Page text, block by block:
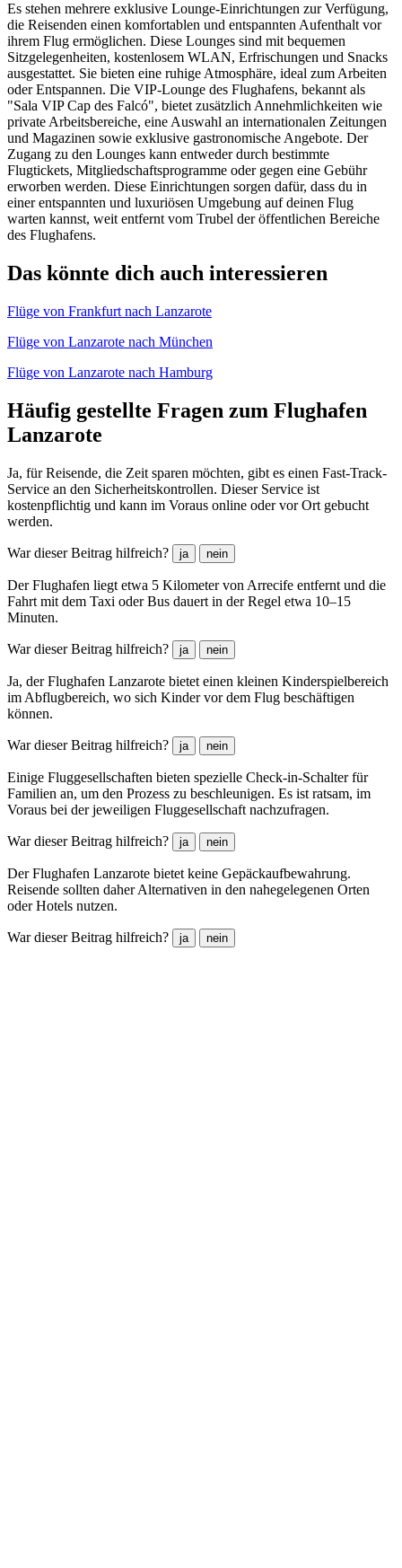
Es stehen mehrere exklusive Lounge-Einrichtungen zur Verfügung,
die Reisenden einen komfortablen und entspannten Aufenthalt vor
ihrem Flug ermöglichen. Diese Lounges sind mit bequemen
Sitzgelegenheiten, kostenlosem WLAN, Erfrischungen und Snacks
ausgestattet. Sie bieten eine ruhige Atmosphäre, ideal zum Arbeiten
oder Entspannen. Die VIP-Lounge des Flughafens, bekannt als
"Sala VIP Cap des Falcó", bietet zusätzlich Annehmlichkeiten wie
private Arbeitsbereiche, eine Auswahl an internationalen Zeitungen
und Magazinen sowie exklusive gastronomische Angebote. Der
Zugang zu den Lounges kann entweder durch bestimmte
Flugtickets, Mitgliedschaftsprogramme oder gegen eine Gebühr
erworben werden. Diese Einrichtungen sorgen dafür, dass du in
einer entspannten und luxuriösen Umgebung auf deinen Flug
warten kannst, weit entfernt vom Trubel der öffentlichen Bereiche
des Flughafens.
Das könnte dich auch interessieren
Flüge von Frankfurt nach Lanzarote
Flüge von Lanzarote nach München
Flüge von Lanzarote nach Hamburg
Häufig gestellte Fragen zum Flughafen
Lanzarote
Ja, für Reisende, die Zeit sparen möchten, gibt es einen Fast-Track-
Service an den Sicherheitskontrollen. Dieser Service ist
kostenpflichtig und kann im Voraus online oder vor Ort gebucht
werden.
War dieser Beitrag hilfreich? ja nein
Der Flughafen liegt etwa 5 Kilometer von Arrecife entfernt und die
Fahrt mit dem Taxi oder Bus dauert in der Regel etwa 10–15
Minuten.
War dieser Beitrag hilfreich? ja nein
Ja, der Flughafen Lanzarote bietet einen kleinen Kinderspielbereich
im Abflugbereich, wo sich Kinder vor dem Flug beschäftigen
können.
War dieser Beitrag hilfreich? ja nein
Einige Fluggesellschaften bieten spezielle Check-in-Schalter für
Familien an, um den Prozess zu beschleunigen. Es ist ratsam, im
Voraus bei der jeweiligen Fluggesellschaft nachzufragen.
War dieser Beitrag hilfreich? ja nein
Der Flughafen Lanzarote bietet keine Gepäckaufbewahrung.
Reisende sollten daher Alternativen in den nahegelegenen Orten
oder Hotels nutzen.
War dieser Beitrag hilfreich? ja nein